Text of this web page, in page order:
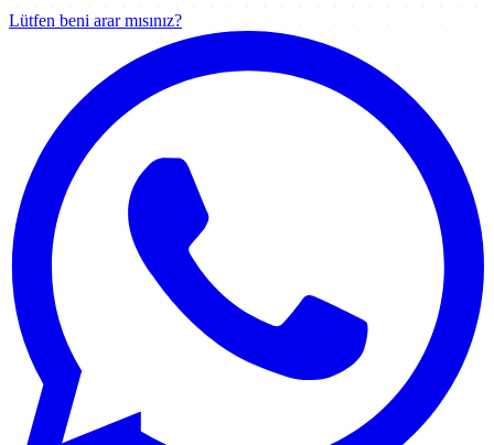
Lütfen beni arar mısınız?